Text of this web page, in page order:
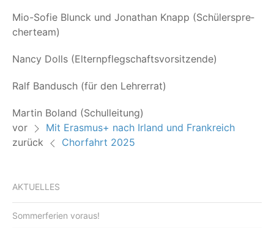
Mio-Sofie Blunck und Jona­than Knapp (Schü­ler­spre­
cher­team)
Nan­cy Dolls (Eltern­pfleg­schafts­vor­sit­zen­de)
Ralf Bandusch (für den Lehrerrat)
Mar­tin Bol­and (Schul­lei­tung)
vor
Mit Erasmus+ nach Irland und Frankreich
zurück
Chorfahrt 2025
AKTUELLES
Sommerferien voraus!